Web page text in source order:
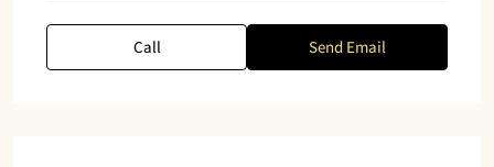
Send Email
Call